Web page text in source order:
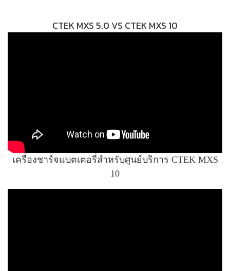
CTEK MXS 5.0 VS CTEK MXS 10
เครื่องชาร์จแบตเตอรี่สำหรับศูนย์บริการ CTEK MXS
10